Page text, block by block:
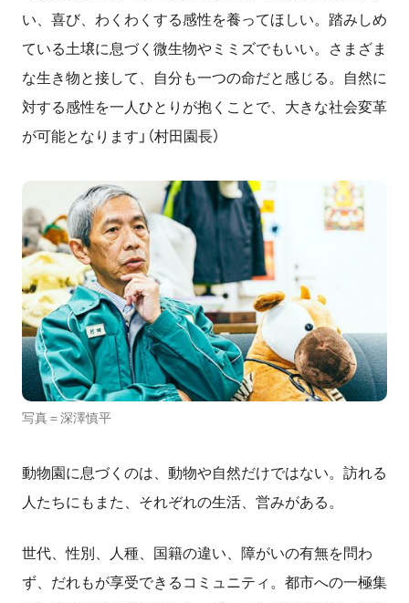
い、喜び、わくわくする感性を養ってほしい。踏みしめ
ている土壌に息づく微生物やミミズでもいい。さまざま
な生き物と接して、自分も一つの命だと感じる。自然に
対する感性を一人ひとりが抱くことで、大きな社会変革
が可能となります」（村田園長）
写真＝深澤慎平
動物園に息づくのは、動物や自然だけではない。訪れる
人たちにもまた、それぞれの生活、営みがある。
世代、性別、人種、国籍の違い、障がいの有無を問わ
ず、だれもが享受できるコミュニティ。都市への一極集